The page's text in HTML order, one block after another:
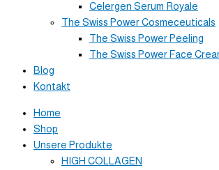
Celergen Serum Royale
The Swiss Power Cosmeceuticals
The Swiss Power Peeling
The Swiss Power Face
Blog
Kontakt
Home
Shop
Unsere Produkte
HIGH COLLAGEN